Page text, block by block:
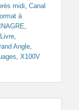
midi Canal
à
Livre
Angle
X100V